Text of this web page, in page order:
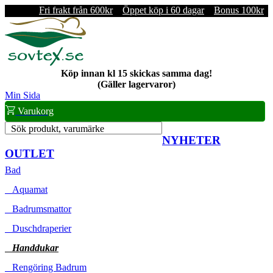
Fri frakt från 600kr Öppet köp i 60 dagar Bonus 100kr
Köp innan kl 15 skickas samma dag!
(Gäller lagervaror)
Min Sida
Varukorg
Sök produkt, varumärke
NYHETER
OUTLET
Bad
Aquamat
Badrumsmattor
Duschdraperier
Handdukar
Rengöring Badrum